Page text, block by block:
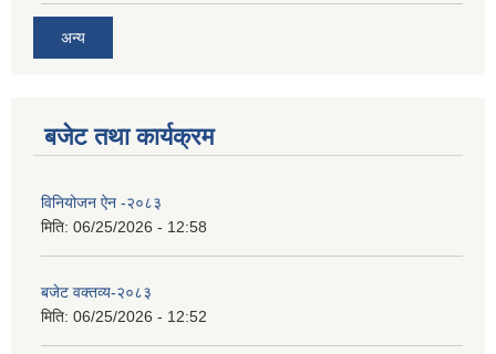
अन्य
बजेट तथा कार्यक्रम
विनियोजन ऐन -२०८३
मिति: 06/25/2026 - 12:58
बजेट वक्तव्य-२०८३
मिति: 06/25/2026 - 12:52